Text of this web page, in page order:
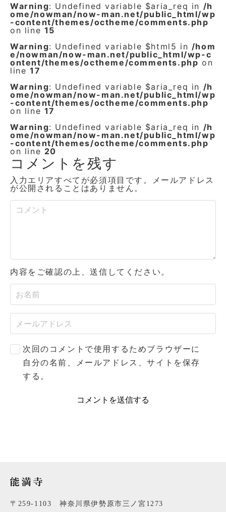
Warning: Undefined variable $aria_req in /h
ome/nowman/now-man.net/public_html/wp
-content/themes/octheme/comments.php
on line 15
Warning: Undefined variable $html5 in /hom
e/nowman/now-man.net/public_html/wp-c
ontent/themes/octheme/comments.php on
line 17
Warning: Undefined variable $aria_req in /h
ome/nowman/now-man.net/public_html/wp
-content/themes/octheme/comments.php
on line 17
Warning: Undefined variable $aria_req in /h
ome/nowman/now-man.net/public_html/wp
-content/themes/octheme/comments.php
on line 20
コメントを残す
入力エリアすべてが必須項目です。メールアドレス
が公開されることはありません。
内容をご確認の上、送信してください。
次回のコメントで使用するためブラウザーに
自分の名前、メールアドレス、サイトを保存
する。
〒259-1103 神奈川県伊勢原市三ノ宮1273